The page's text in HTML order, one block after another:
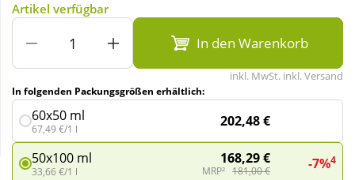
Sport & Fitness
Tierbedarf
Wellness
Artikel verfügbar
In den Warenkorb
inkl. MwSt. inkl. Versand
In folgenden Packungsgrößen erhältlich:
60x50 ml
67,49 €/1 l 202,48 €
50x100 ml
33,66 €/1 l
168,29 €
MRP² 181,00 € -7%4